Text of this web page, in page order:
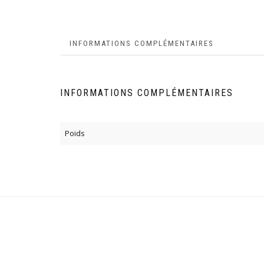
INFORMATIONS COMPLÉMENTAIRES
INFORMATIONS COMPLÉMENTAIRES
Poids